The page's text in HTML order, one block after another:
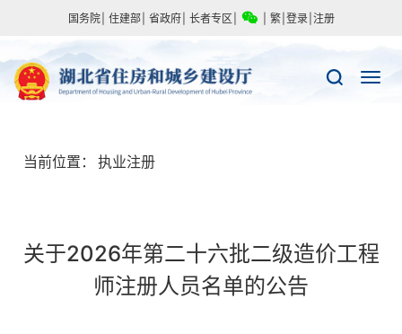
国务院 住建部 省政府 长者专区 繁 登录 注册
当前位置： 执业注册
关于2026年第二十六批二级造价工程
师注册人员名单的公告